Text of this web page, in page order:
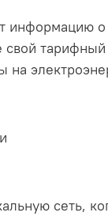
о
свой
на
сеть,